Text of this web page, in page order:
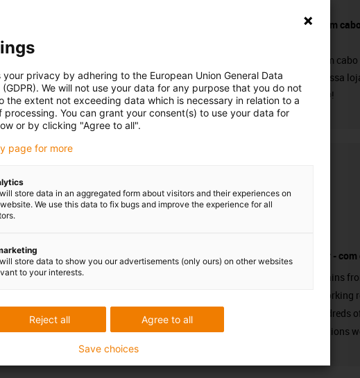
Comprar um
Procura um
Visite a nossa
chainflex®!
fornecedor -
Energy chains
already working
many hundreds
of applications
privacy by adhering to the European Union General Data
We will not use your data for any purpose that you do not
the extent not exceeding data which is necessary in relation to a
processing. You can grant your consent(s) to use your data for
or by clicking "Agree to all".
page for more
store data in an aggregated form about visitors and their experiences on
We use this data to fix bugs and improve the experience for all
store data to show you our advertisements (only ours) on other websites
to your interests.
Agree to all
Reject all
Save choices